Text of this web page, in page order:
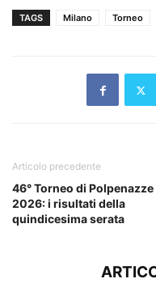
TAGS Milano Torneo
Articolo precedente
46° Torneo di Polpenazze
2026: i risultati della
quindicesima serata